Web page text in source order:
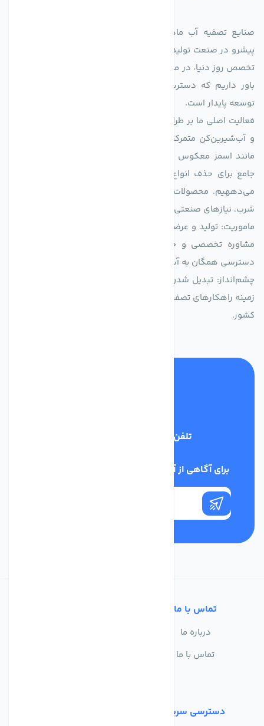
پیشرو در صنعت تولید تجهیزات تصفیه آب، با تکیه بر دانش فنی و
تخصص روز دنیا، در مسیر تأمین آب سالم و پایدار گام برمی‌دارد. ما
باور داریم که دسترسی به آب پاک، یک حق اساسی و زیربنای
توسعه پایدار است.
فعالیت اصلی ما بر طراحی و تولید سیستم‌های پیشرفته تصفیه آب
و آب‌شیرین‌کن متمرکز است. ما با بهره‌گیری از فناوری‌های نوین
جامع برای حذف انواع آلاینده‌ها، املاح و نمک از منابع آبی ارائه
می‌دههیم. محصولات ما برای مصارف متنوعی از جمله تأمین آب
شرب، نیازهای صنعتی و کشاورزی طراحی و بهینه‌سازی شده‌اند.
ماموریت: تولید و عرضه محصولاتی با بالاترین استاندارد کیفی، ارائه
مشاوره تخصصی و خدمات پس از فروش مطمئن برای تضمین
دسترسی همگان به آب پاک و سالم.
چشم‌انداز: تبدیل شدن به انتخاب اول صنایع و مصرف‌کنندگان در
زمینه راهکارهای تصفیه آب و ایفای نقشی کلیدی در حفظ منابع آبی
کشور.
تلفن پشتیبانی
برای آگاهی از آخرین اخبار در خبرنامه ما عضو شوید
تماس با ما
درباره ما
تماس با ما
دسترسی سریع